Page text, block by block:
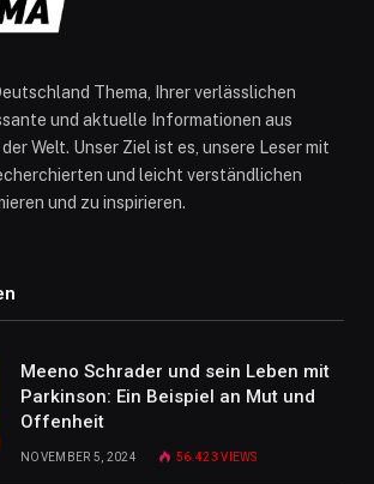
Thema, Ihrer verlässlichen
und aktuelle Informationen aus
Welt. Unser Ziel ist es, unsere Leser mit
und leicht verständlichen
und zu inspirieren.
Meeno Schrader und sein Leben mit
Parkinson: Ein Beispiel an Mut und
Offenheit
NOVEMBER 5, 2024 56.423VIEWS